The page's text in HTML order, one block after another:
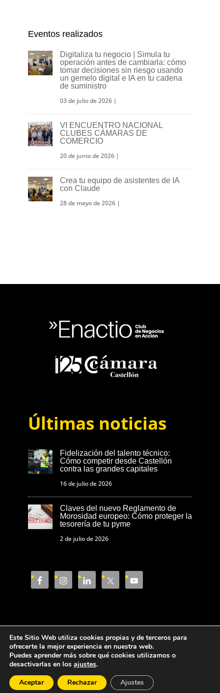
Eventos realizados
Digitaliza tu negocio | Simula tu
operación antes de cambiarla: cómo
tomar decisiones sin riesgo usando
un gemelo digital e IA en tu cadena
de suministro
03 de julio de 2026|
VI ENCUENTRO NACIONAL
CLUBES CÁMARAS DE
COMERCIO
20 de junio de 2026|
Crea tu equipo de asistentes de IA
con Claude
28 de mayo de 2026|
Últimas noticias
Fidelización del talento técnico:
Cómo competir desde Castellón
contra las grandes capitales
16 de julio de 2026
Claves del nuevo Reglamento de
Morosidad europeo: Cómo proteger la
tesorería de tu pyme
2 de julio de 2026
Aviso Legal
Política de privacidad
Política de cookies
Cámara de Comercio de Castellón © 2023
Este Sitio Web utiliza cookies propias y de terceros para
ofrecerte la mejor experiencia en nuestra web.
Puedes aprender más sobre qué cookies utilizamos o
desactivarlas en los ajustes.
Aceptar
Rechazar Ajustes